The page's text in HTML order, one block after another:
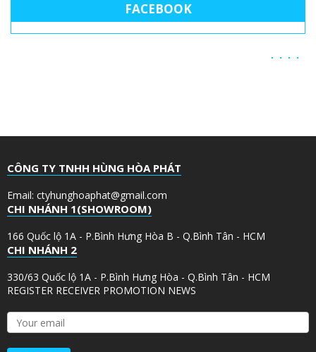
FACEBOOK
CÔNG TY TNHH HÙNG HÒA PHÁT
Email: ctyhunghoaphat@gmail.com
CHI NHÁNH 1(SHOWROOM)
166 Quốc lộ 1A - P.Bình Hưng Hòa B - Q.Bình Tân - HCM
CHI NHÁNH 2
330/63 Quốc lộ 1A - P.Bình Hưng Hòa - Q.Bình Tân - HCM
REGISTER RECEIVER PROMOTION NEWS
Y
o
u